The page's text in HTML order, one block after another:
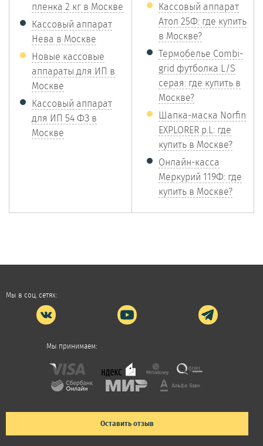
пленка 2 кг в Москве
Кассовый аппарат
Нева в Москве
Новые кассовые
аппараты для ИП в
Москве
Кассовый аппарат
для ИП 54 ФЗ в
Москве
Кассовый аппарат
Атол 25Ф: где купить
в Москве?
Термобелье Combi-
grid футболка L/S
серая: где купить в
Москве?
Шапка-маска Norfin
EXPLORER р.L: где
купить в Москве?
Онлайн-касса
Меркурий 119Ф: где
купить в Москве?
Мы в соц. сетях:
Мы принимаем:
Оставить отзыв